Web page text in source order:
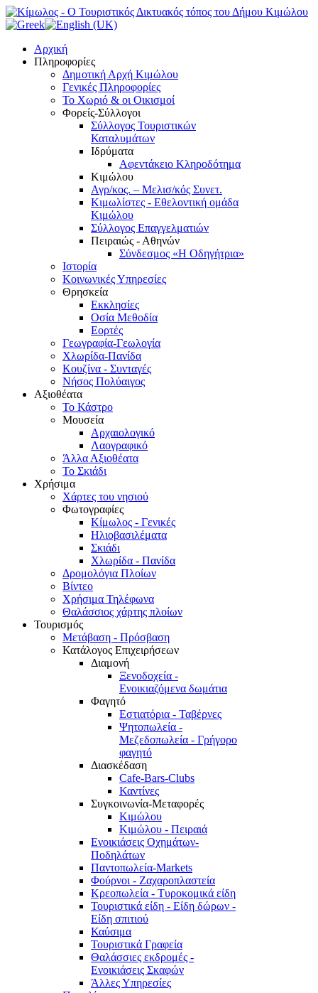
Αρχική
Πληροφορίες
Δημοτική Αρχή Κιμώλου
Γενικές Πληροφορίες
Το Xωριό & οι Οικισμοί
Φορείς-Σύλλογοι
Σύλλογος Τουριστικών
Καταλυμάτων
Ιδρύματα
Αφεντάκειο Κληροδότημα
Κιμώλου
Αγρ/κος. – Μελισ/κός Συνετ.
Κιμωλίστες - Εθελοντική ομάδα
Κιμώλου
Σύλλογος Επαγγελματιών
Πειραιώς - Αθηνών
Σύνδεσμος «Η Οδηγήτρια»
Ιστορία
Κοινωνικές Υπηρεσίες
Θρησκεία
Εκκλησίες
Οσία Μεθοδία
Εορτές
Γεωγραφία-Γεωλογία
Χλωρίδα-Πανίδα
Κουζίνα - Συνταγές
Νήσος Πολύαιγος
Αξιοθέατα
Το Κάστρο
Μουσεία
Αρχαιολογικό
Λαογραφικό
Άλλα Αξιοθέατα
Το Σκιάδι
Χρήσιμα
Χάρτες του νησιού
Φωτογραφίες
Κίμωλος - Γενικές
Ηλιοβασιλέματα
Σκιάδι
Χλωρίδα - Πανίδα
Δρομολόγια Πλοίων
Βίντεο
Χρήσιμα Τηλέφωνα
Θαλάσσιος χάρτης πλοίων
Τουρισμός
Μετάβαση - Πρόσβαση
Κατάλογος Επιχειρήσεων
Διαμονή
Ξενοδοχεία -
Ενοικιαζόμενα δωμάτια
Φαγητό
Εστιατόρια - Ταβέρνες
Ψητοπωλεία -
Μεζεδοπωλεία - Γρήγορο
φαγητό
Διασκέδαση
Cafe-Bars-Clubs
Καντίνες
Συγκοινωνία-Μεταφορές
Κιμώλου
Κιμώλου - Πειραιά
Ενοικιάσεις Οχημάτων-
Ποδηλάτων
Παντοπωλεία-Markets
Φούρνοι - Ζαχαροπλαστεία
Κρεοπωλεία - Τυροκομικά είδη
Τουριστικά είδη - Είδη δώρων -
Είδη σπιτιού
Καύσιμα
Τουριστικά Γραφεία
Θαλάσσιες εκδρομές -
Ενοικιάσεις Σκαφών
Άλλες Υπηρεσίες